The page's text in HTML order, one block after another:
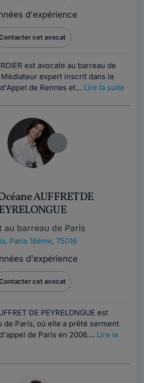
d'expérience
cet avocat
est avocate au barreau de
expert inscrit dans le
de Rennes et... Lire la suite
AUFFRET DE
au barreau de Paris
, Paris 16ème, 75016
d'expérience
cet avocat
DE PEYRELONGUE est
de Paris, où elle a prêté serment
de Paris en 2006.... Lire la